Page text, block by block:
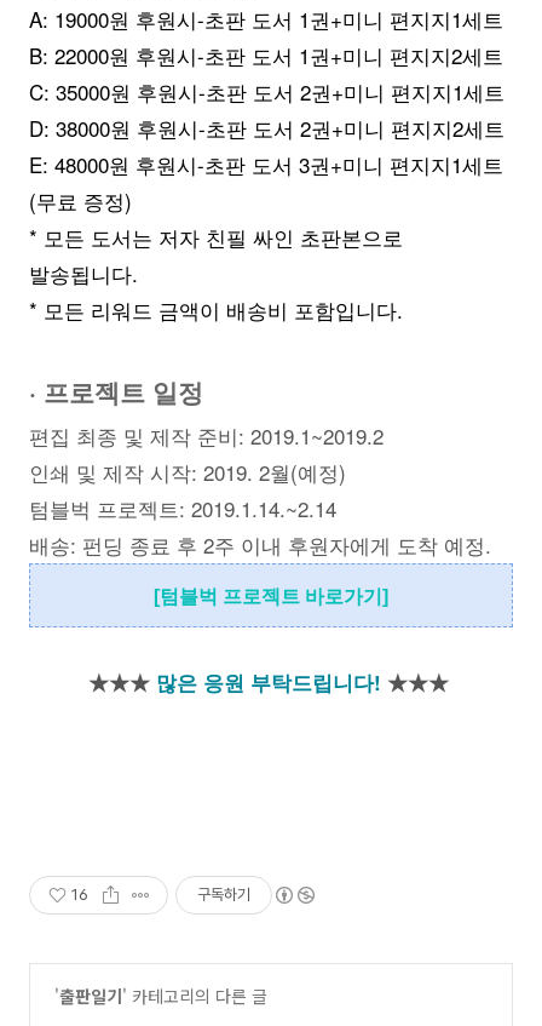
A: 19000원 후원시-초판 도서 1권+미니 편지지1세트
B: 22000원 후원시-초판 도서 1권+미니 편지지2세트
C: 35000원 후원시-초판 도서 2권+미니 편지지1세트
D: 38000원 후원시-초판 도서 2권+미니 편지지2세트
E: 48000원 후원시-초판 도서 3권+미니 편지지1세트
(무료 증정)
* 모든 도서는 저자 친필 싸인 초판본으로
발송됩니다.
* 모든 리워드 금액이 배송비 포함입니다.
· 프로젝트 일정
편집 최종 및 제작 준비: 2019.1~2019.2
인쇄 및 제작 시작: 2019. 2월(예정)
텀블벅 프로젝트: 2019.1.14.~2.14
배송: 펀딩 종료 후 2주 이내 후원자에게 도착 예정.
[텀블벅 프로젝트 바로가기]
★★★ 많은 응원 부탁드립니다! ★★★
16 구독하기
'출판일기' 카테고리의 다른 글